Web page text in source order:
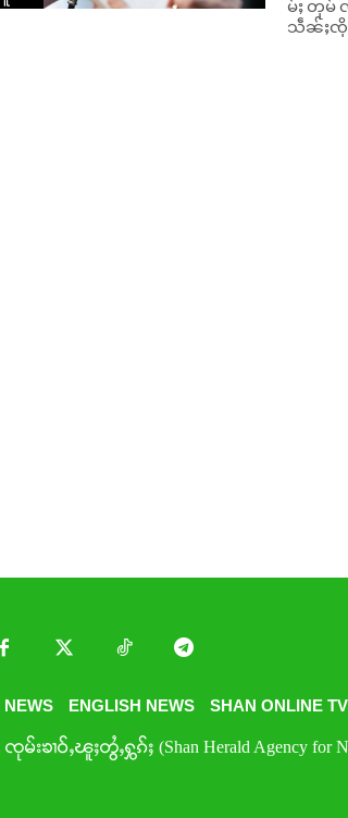
မ်ႈ တုမ်
သဵၼ်ႈၸိုဝ်
NEWS ENGLISH NEWS SHAN ONLINE TV
ၸုမ်းၶၢဝ်ႇၽူႈတွႆႇႁွၵ်ႈ (Shan Herald Agency for